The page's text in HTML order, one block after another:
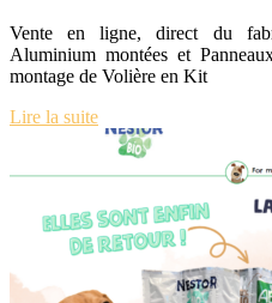
Vente en ligne, direct du
Aluminium montées et
montage de Volière en Kit
Lire la suite